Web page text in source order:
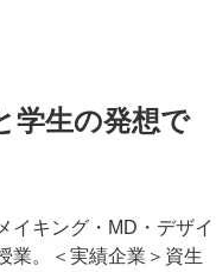
学生の発想で
イキング・MD・デザイ
業。＜実績企業＞資生